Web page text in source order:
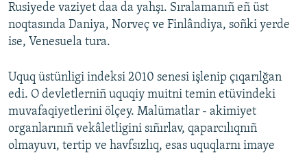
Rusiyede vaziyet daa da yahşı. Sıralamanıñ eñ üst
noqtasında Daniya, Norveç ve Finlândiya, soñki yerde
ise, Venesuela tura.
Uquq üstünligi indeksi 2010 senesi işlenip çıqarılğan
edi. O devletlerniñ uquqiy muitni temin etüvindeki
muvafaqiyetlerini ölçey. Malümatlar - akimiyet
organlarınıñ vekâletligini sıñırlav, qaparcılıqnıñ
olmayuvı, tertip ve havfsızlıq, esas uquqlarnı imaye